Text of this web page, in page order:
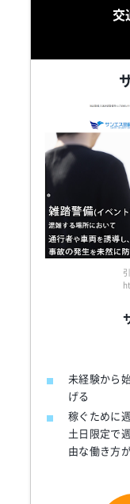
交
未経験から
げる
稼ぐために
土日限定で
由な働き方